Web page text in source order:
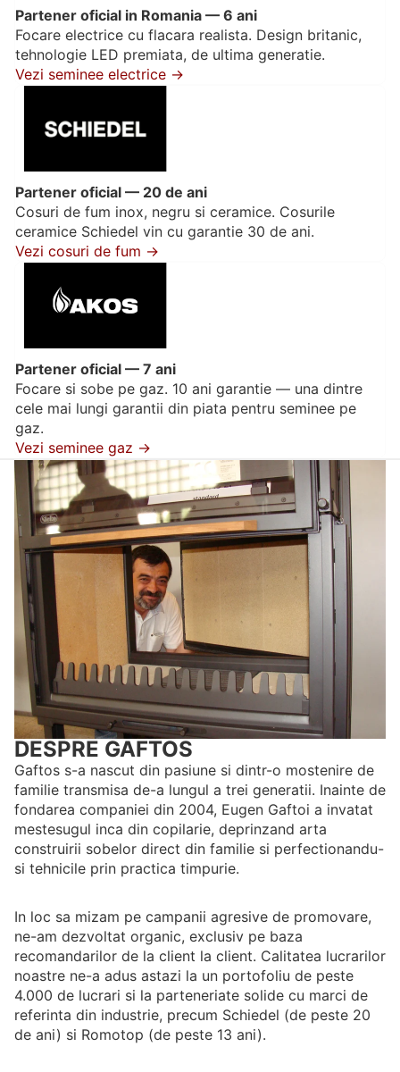
Partener oficial in Romania — 6 ani
Focare electrice cu flacara realista. Design britanic,
tehnologie LED premiata, de ultima generatie.
Vezi seminee electrice →
Partener oficial — 20 de ani
Cosuri de fum inox, negru si ceramice. Cosurile
ceramice Schiedel vin cu garantie 30 de ani.
Vezi cosuri de fum →
Partener oficial — 7 ani
Focare si sobe pe gaz. 10 ani garantie — una dintre
cele mai lungi garantii din piata pentru seminee pe
gaz.
Vezi seminee gaz →
DESPRE GAFTOS
Gaftos s-a nascut din pasiune si dintr-o mostenire de
familie transmisa de-a lungul a trei generatii. Inainte de
fondarea companiei din 2004, Eugen Gaftoi a invatat
mestesugul inca din copilarie, deprinzand arta
construirii sobelor direct din familie si perfectionandu-
si tehnicile prin practica timpurie.
In loc sa mizam pe campanii agresive de promovare,
ne-am dezvoltat organic, exclusiv pe baza
recomandarilor de la client la client. Calitatea lucrarilor
noastre ne-a adus astazi la un portofoliu de peste
4.000 de lucrari si la parteneriate solide cu marci de
referinta din industrie, precum Schiedel (de peste 20
de ani) si Romotop (de peste 13 ani).